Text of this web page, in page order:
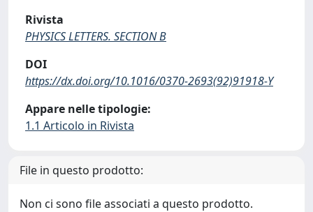
Rivista
PHYSICS LETTERS. SECTION B
DOI
https://dx.doi.org/10.1016/0370-2693(92)91918-Y
Appare nelle tipologie:
1.1 Articolo in Rivista
File in questo prodotto:
Non ci sono file associati a questo prodotto.